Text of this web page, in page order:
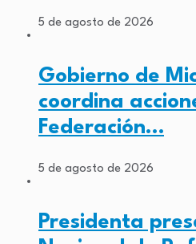
5 de agosto de 2026
Gobierno de
coordina
Federación…
5 de agosto de 2026
Presidenta